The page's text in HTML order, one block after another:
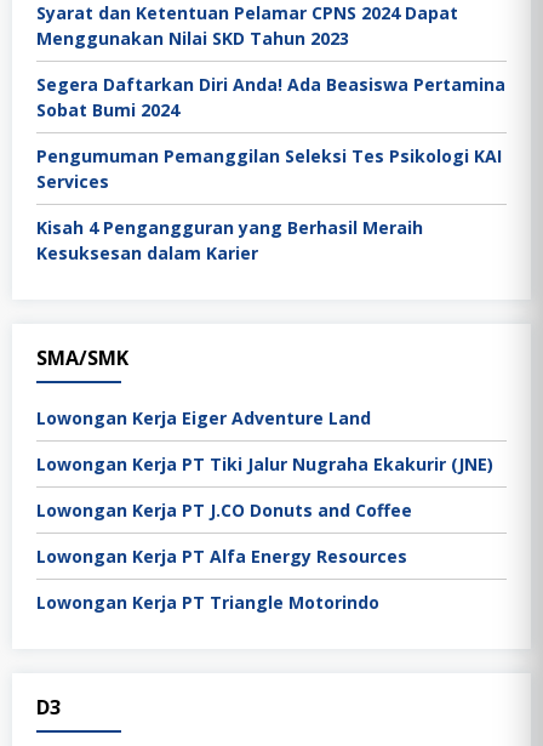
Syarat dan Ketentuan Pelamar CPNS 2024 Dapat
Menggunakan Nilai SKD Tahun 2023
Segera Daftarkan Diri Anda! Ada Beasiswa Pertamina
Sobat Bumi 2024
Pengumuman Pemanggilan Seleksi Tes Psikologi KAI
Services
Kisah 4 Pengangguran yang Berhasil Meraih
Kesuksesan dalam Karier
SMA/SMK
Lowongan Kerja Eiger Adventure Land
Lowongan Kerja PT Tiki Jalur Nugraha Ekakurir (JNE)
Lowongan Kerja PT J.CO Donuts and Coffee
Lowongan Kerja PT Alfa Energy Resources
Lowongan Kerja PT Triangle Motorindo
D3